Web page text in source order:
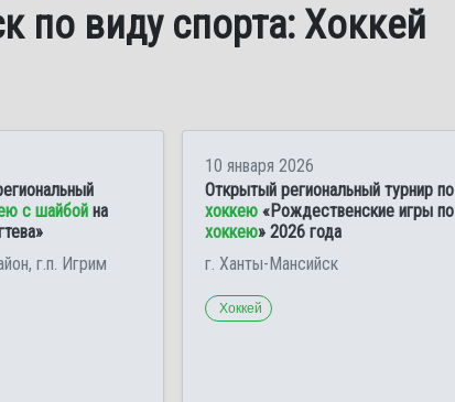
по виду спорта: Хоккей
с шайбой на
г.п. Игрим
10 января 2026
Открытый региональный турнир по
хоккею «Рождественские игры по
хоккею» 2026 года
г. Ханты-Мансийск
Хоккей